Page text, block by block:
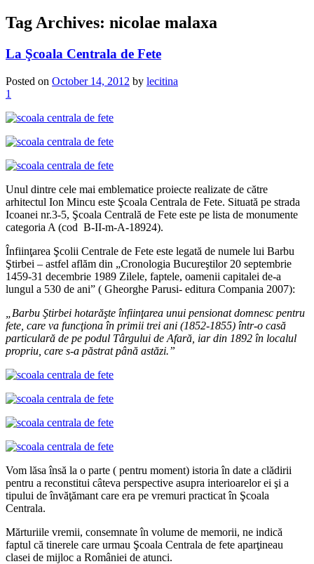
Tag Archives: nicolae malaxa
La Şcoala Centrala de Fete
Posted on October 14, 2012 by lecitina
1
Unul dintre cele mai emblematice proiecte realizate de către
arhitectul Ion Mincu este Şcoala Centrala de Fete. Situată pe strada
Icoanei nr.3-5, Şcoala Centrală de Fete este pe lista de monumente
categoria A (cod B-II-m-A-18924).
Înfiinţarea Şcolii Centrale de Fete este legată de numele lui Barbu
Ştirbei – astfel aflăm din „Cronologia Bucureştilor 20 septembrie
1459-31 decembrie 1989 Zilele, faptele, oamenii capitalei de-a
lungul a 530 de ani” ( Gheorghe Parusi- editura Compania 2007):
„Barbu Ştirbei hotarăşte înfiinţarea unui pensionat domnesc pentru
fete, care va funcţiona în primii trei ani (1852-1855) într-o casă
particulară de pe podul Târgului de Afară , iar din 1892 în localul
propriu, care s-a păstrat până astăzi.”
Vom lăsa însă la o parte ( pentru moment) istoria în date a clădirii
pentru a reconstitui câteva perspective asupra interioarelor ei şi a
tipului de învăţămant care era pe vremuri practicat în Şcoala
Centrala.
Mărturiile vremii, consemnate în volume de memorii, ne indică
faptul că tinerele care urmau Şcoala Centrala de fete aparţineau
clasei de mijloc a României de atunci.